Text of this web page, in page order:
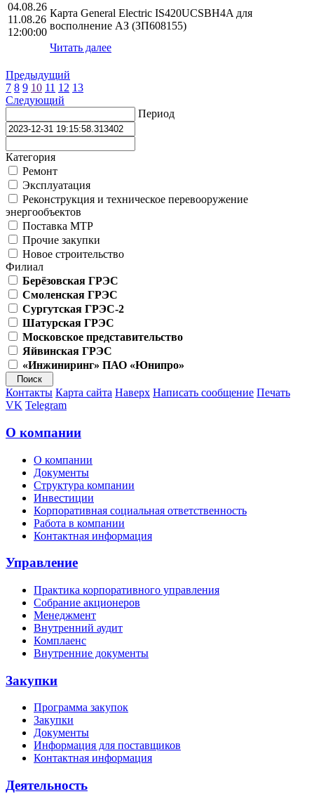
04.08.26
11.08.26
12:00:00
Карта General Electric IS420UCSBH4A для
восполнение АЗ (ЗП608155)
Читать далее
Предыдущий
7 8 9 10 11 12 13
Следующий
Период
Категория
Ремонт
Эксплуатация
Реконструкция и техническое перевооружение
энергообъектов
Поставка МТР
Прочие закупки
Новое строительство
Филиал
Берёзовская ГРЭС
Смоленская ГРЭС
Сургутская ГРЭС-2
Шатурская ГРЭС
Московское представительство
Яйвинская ГРЭС
«Инжиниринг» ПАО «Юнипро»
Контакты Карта сайта Наверх Написать сообщение Печать
VK Telegram
О компании
О компании
Документы
Структура компании
Инвестиции
Корпоративная социальная ответственность
Работа в компании
Контактная информация
Управление
Практика корпоративного управления
Собрание акционеров
Менеджмент
Внутренний аудит
Комплаенс
Внутренние документы
Закупки
Программа закупок
Закупки
Документы
Информация для поставщиков
Контактная информация
Деятельность